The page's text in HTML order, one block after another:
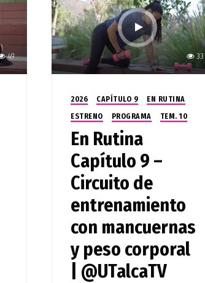
49 33
2026 CAPÍTULO 9
EN RUTINA
ESTRENO
PROGRAMA TEM. 10
En Rutina
Capítulo 9 –
Circuito de
entrenamiento
con mancuernas
y peso corporal
| @UTalcaTV